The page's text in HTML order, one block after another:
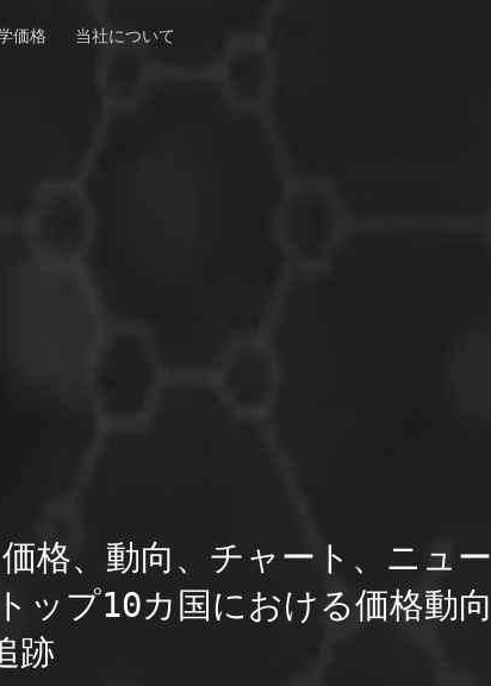
価格 当社について
格、動向、チャート、ニュー
ップ10カ国における価格動向
跡